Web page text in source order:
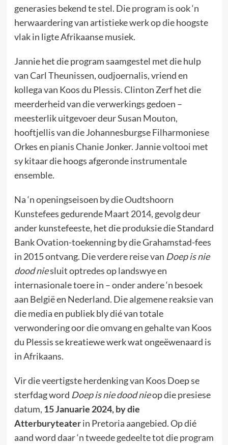
generasies bekend te stel. Die program is ook ‘n
herwaardering van artistieke werk op die hoogste
vlak in ligte Afrikaanse musiek.
Jannie het die program saamgestel met die hulp
van Carl Theunissen, oudjoernalis, vriend en
kollega van Koos du Plessis. Clinton Zerf het die
meerderheid van die verwerkings gedoen –
meesterlik uitgevoer deur Susan Mouton,
hooftjellis van die Johannesburgse Filharmoniese
Orkes en pianis Chanie Jonker. Jannie voltooi met
sy kitaar die hoogs afgeronde instrumentale
ensemble.
Na ‘n openingseisoen by die Oudtshoorn
Kunstefees gedurende Maart 2014, gevolg deur
ander kunstefeeste, het die produksie die Standard
Bank Ovation-toekenning by die Grahamstad-fees
in 2015 ontvang. Die verdere reise van Doep is nie
dood niesluit optredes op landswye en
internasionale toere in – onder andere ‘n besoek
aan België en Nederland. Die algemene reaksie van
die media en publiek bly dié van totale
verwondering oor die omvang en gehalte van Koos
du Plessis se kreatiewe werk wat ongeëwenaard is
in Afrikaans.
Vir die veertigste herdenking van Koos Doep se
sterfdag word Doep is nie dood nieop die presiese
datum, 15 Januarie 2024, by die
Atterburyteaterin Pretoria aangebied. Op dié
aand word daar ‘n tweede gedeelte tot die program